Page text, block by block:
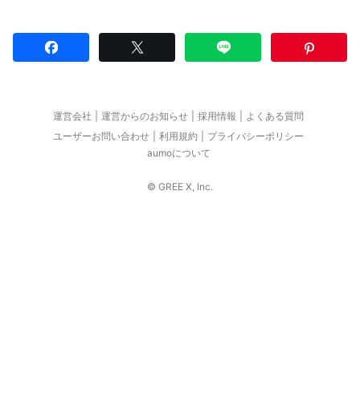
運営会社 運営からのお知らせ 採用情報
よくある質問
ユーザーお問い合わせ
利用規約
プライバシーポリシー
aumoについて
© GREE X, Inc.